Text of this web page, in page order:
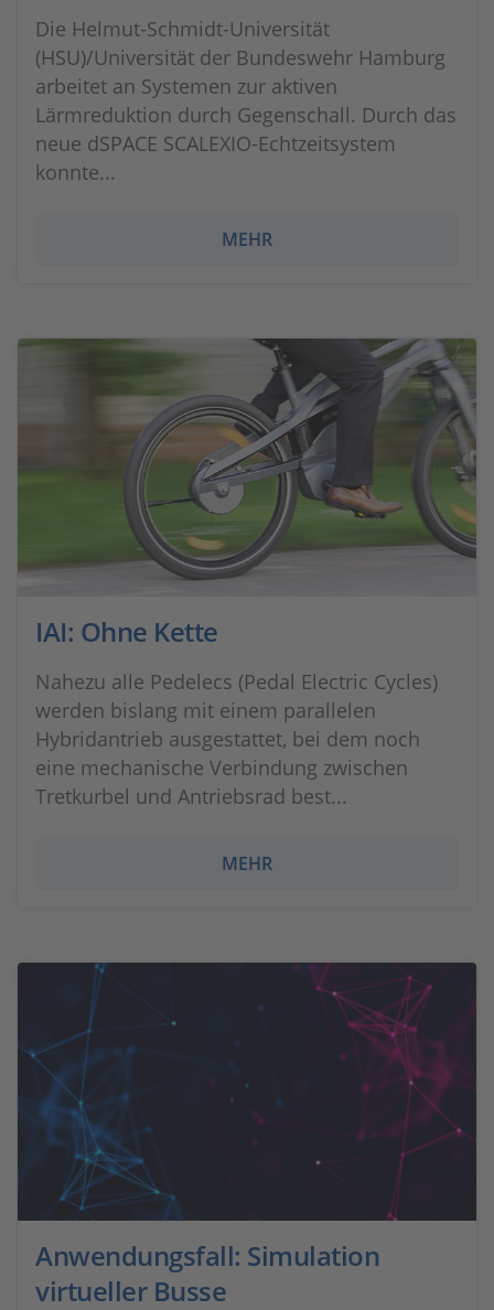
Die Helmut-Schmidt-Universität
(HSU)/Universität der Bundeswehr Hamburg
arbeitet an Systemen zur aktiven
Lärmreduktion durch Gegenschall. Durch das
neue dSPACE SCALEXIO-Echtzeitsystem
konnte...
MEHR
IAI: Ohne Kette
Nahezu alle Pedelecs (Pedal Electric Cycles)
werden bislang mit einem parallelen
Hybridantrieb ausgestattet, bei dem noch
eine mechanische Verbindung zwischen
Tretkurbel und Antriebsrad best...
MEHR
Anwendungsfall: Simulation
virtueller Busse